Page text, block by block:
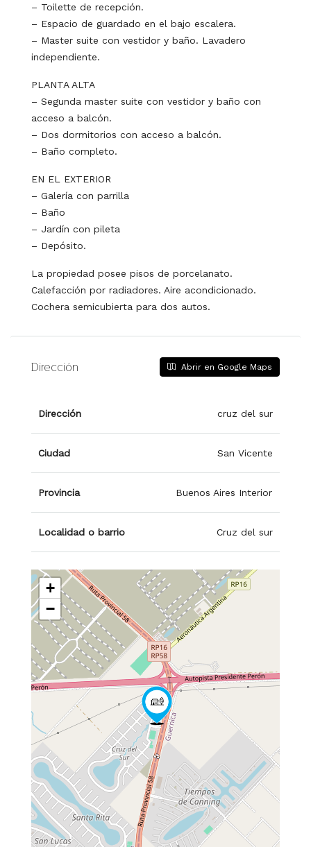
– Toilette de recepción.
– Espacio de guardado en el bajo escalera.
– Master suite con vestidor y baño. Lavadero
independiente.
PLANTA ALTA
– Segunda master suite con vestidor y baño con
acceso a balcón.
– Dos dormitorios con acceso a balcón.
– Baño completo.
EN EL EXTERIOR
– Galería con parrilla
– Baño
– Jardín con pileta
– Depósito.
La propiedad posee pisos de porcelanato.
Calefacción por radiadores. Aire acondicionado.
Cochera semicubierta para dos autos.
Dirección Abrir en Google Maps
Dirección cruz del sur
Ciudad San Vicente
Provincia Buenos Aires Interior
Localidad o barrio Cruz del sur
+
−